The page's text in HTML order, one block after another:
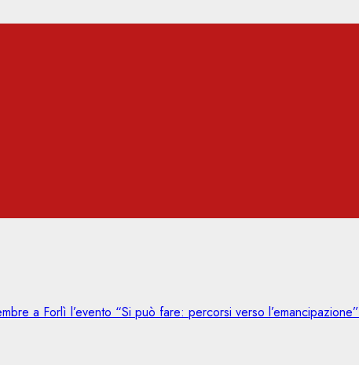
a Forlì l’evento “Si può fare: percorsi verso l’emancipazione”